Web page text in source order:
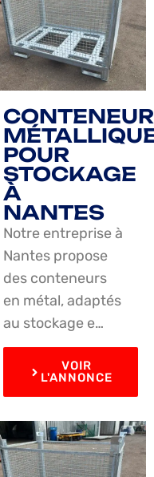
POUR
STOCKAGE
À
NANTES
Notre entreprise à
Nantes propose
des conteneurs
en métal, adaptés
au stockage e…
VOIR
L'ANNONCE